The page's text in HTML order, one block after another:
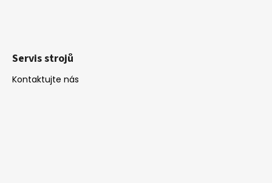
Servis strojů
Kontaktujte nás